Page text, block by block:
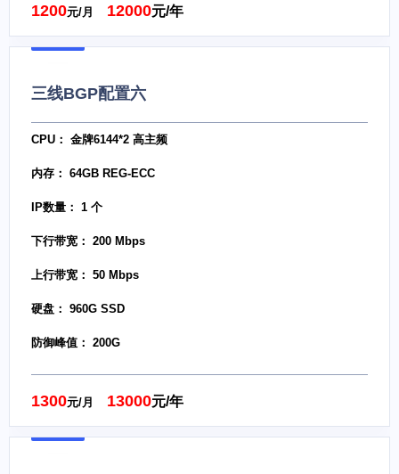
1200元/月 12000元/年
三线BGP配置六
CPU： 金牌6144*2 高主频
内存： 64GB REG-ECC
IP数量： 1 个
下行带宽： 200 Mbps
上行带宽： 50 Mbps
硬盘： 960G SSD
防御峰值： 200G
1300元/月 13000元/年